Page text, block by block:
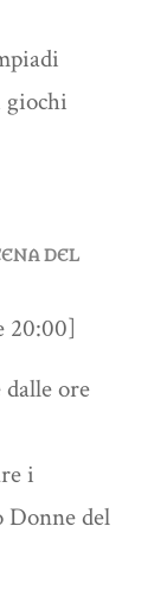
giochi
DEL
20:00]
ore
i
Donne del